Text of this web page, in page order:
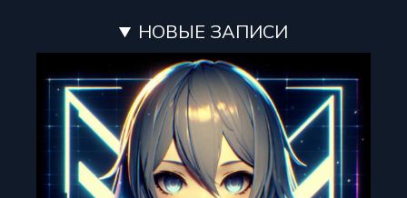
НОВЫЕ ЗАПИСИ